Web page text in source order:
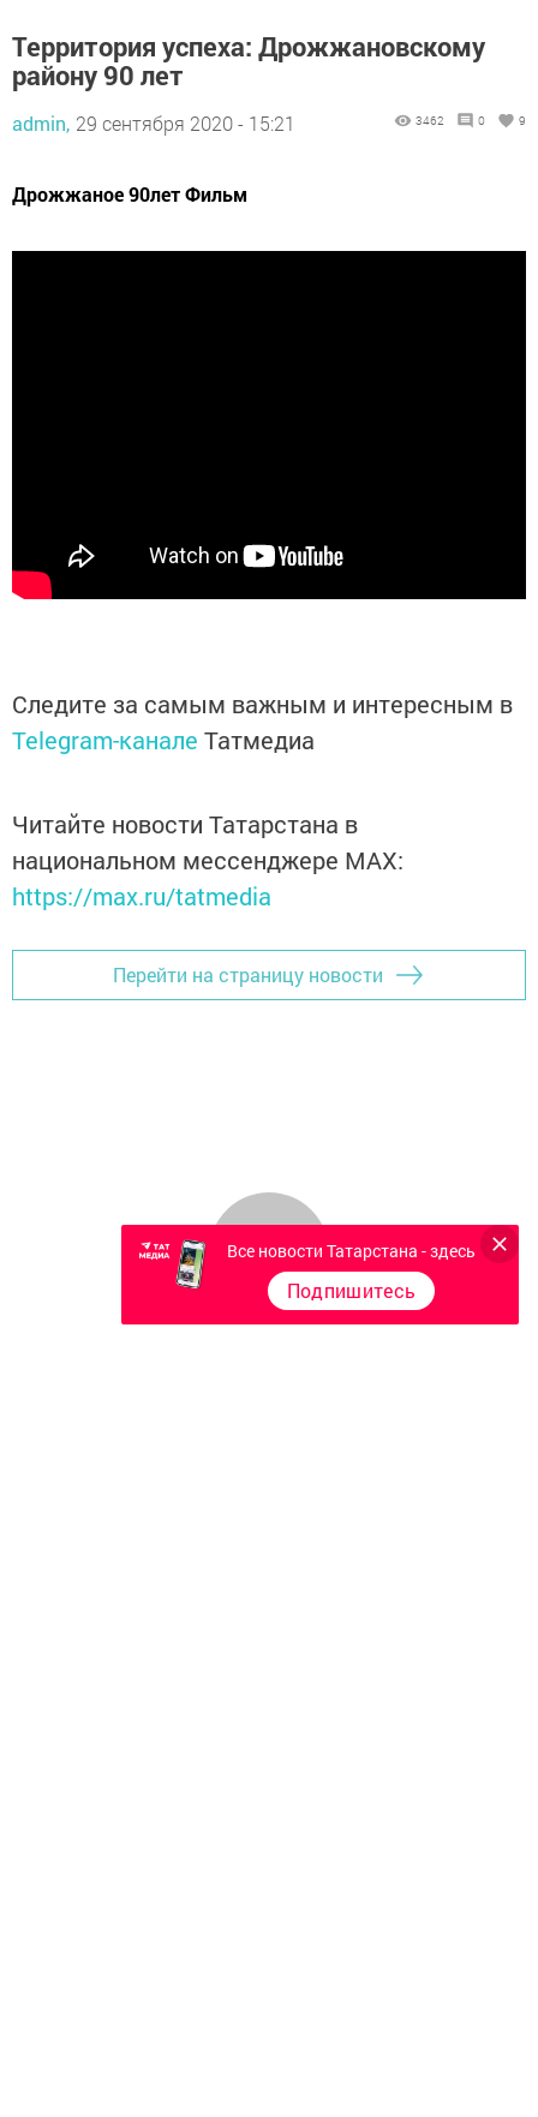
Территория успеха: Дрожжановскому
району 90 лет
admin, 29 сентября 2020 - 15:21 3462 0 9
Дрожжаное 90лет Фильм
Следите за самым важным и интересным в
Telegram-канале Татмедиа
Читайте новости Татарстана в
национальном мессенджере MАХ:
https://max.ru/tatmedia
Перейти на страницу новости
Все новости Татарстана - здесь
Подпишитесь